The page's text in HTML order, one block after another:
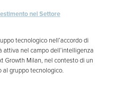
nel Settore
tecnologico nell’accordo di
nel campo dell’intelligenza
Growth Milan, nel contesto di un
gruppo tecnologico.